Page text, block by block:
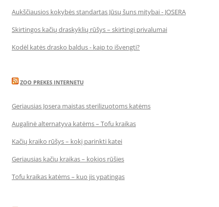
Aukščiausios kokybės standartas Jūsų šuns mitybai - JOSERA
Skirtingos kačių draskyklių rūšys – skirtingi privalumai
Kodėl katės drasko baldus - kaip to išvengti?
ZOO PREKES INTERNETU
Geriausias Josera maistas sterilizuotoms katėms
Augalinė alternatyva katėms – Tofu kraikas
Kačių kraiko rūšys – kokį parinkti katei
Geriausias kačių kraikas – kokios rūšies
Tofu kraikas katėms – kuo jis ypatingas